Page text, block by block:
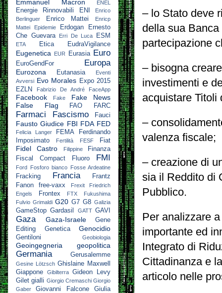
– lo Stato deve
della sua
partecipazione
– bisogna
investimenti e
acquistare Titoli
–
valenza fiscale;
– creazione di
sia il Reddito di
Pubblico.
Per analizzare
importante ed
Integrato di
Cittadinanza e
articolo nelle
Emmanuel Macron ENEL
Energie Rinnovabili ENI
Enrico
Berlinguer
Enrico Mattei
Enricp
Mattei
Epidemie Erdogan
Ernesto
Che Guevara
Erri De Luca ESM
ETA Etica EudraVigilance
Eugenetica EUR Eurasia Euro
EuroGendFor Europa
Eurozona Eutanasia
Eventi
Avversi Evo Morales Expo 2015
EZLN
Fabrizio De André FaceApp
Facebook Fake
Fake News
False Flag
FAO FARC
Farmaci Fascismo Fauci
Fausto Giudice FBI FDA FED
Felicia Langer FEMA
Ferdinando
Imposimato
Fertilità FESF Fiat
Fidel Castro Filippine
Finanza
Fiscal Compact
Fluoro FMI
Ford Fosforo bianco Fosse Ardeatine
Fracking Francia
Frantz
Fanon
free-vaxx Frexit
Friedrich
Engels
Frontex FTX
Fukushima
Fulvio Grimaldi G20 G7 G8 Galizia
GameStop Gardasil GATT GAVI
Gaza Gaza-Israele
Gene
Editing
Genetica Genocidio
Gentiloni Geobiologia
Geoingegneria geopolitica
Germania Gerusalemme
Gesine Lötzsch Ghislaine Maxwell
Giappone
Gibilterra Gideon Levy
Gilet gialli Giorgio Cremaschi Giorgio
Gaber
Giovanni Falcone
Giulia